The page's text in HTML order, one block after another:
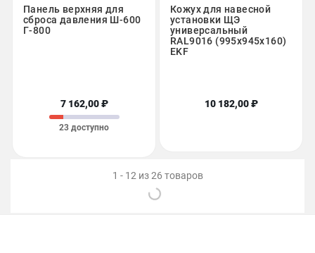
Панель верхняя для
сброса давления Ш-600
Г-800
7 162,00 ₽
23 доступно
Кожух для навесной
установки ЩЭ
универсальный
RAL9016 (995х945х160)
EKF
10 182,00 ₽
1 - 12 из 26 товаров